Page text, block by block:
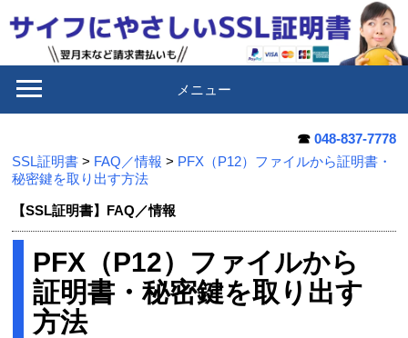
メニュー
☎ 048-837-7778
SSL証明書 > FAQ／情報 > PFX（P12）ファイルから証明書・
秘密鍵を取り出す方法
【SSL証明書】FAQ／情報
PFX（P12）ファイルから
証明書・秘密鍵を取り出す
方法